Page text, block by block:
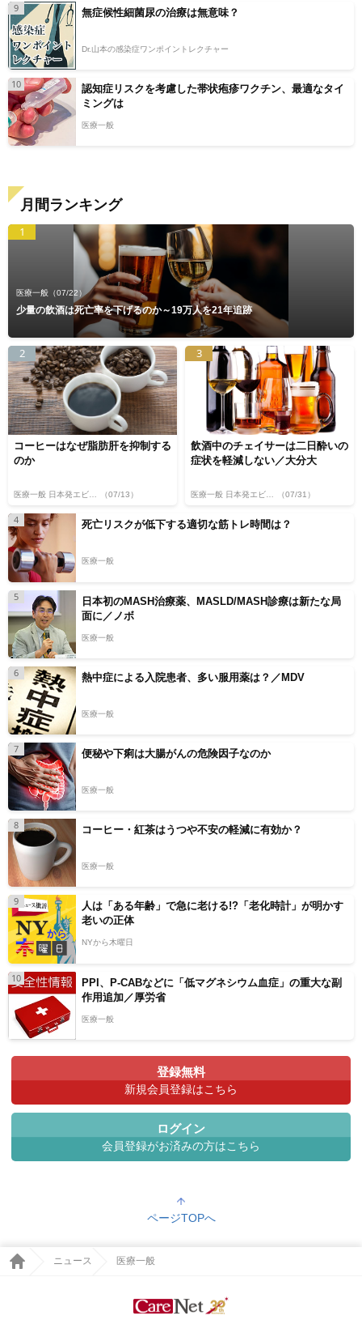
9 無症候性細菌尿の治療は無意味？
Dr.山本の感染症ワンポイントレクチャー
10
認知症リスクを考慮した帯状疱疹ワクチン、最適なタイ
ミングは
医療一般
月間ランキング
1
医療一般 （07/22）
少量の飲酒は死亡率を下げるのか～19万人を21年追跡
2
コーヒーはなぜ脂肪肝を抑制する
のか
医療一般 日本発エビデンス （07/13）
3
飲酒中のチェイサーは二日酔いの
症状を軽減しない／大分大
医療一般 日本発エビデンス （07/31）
4 死亡リスクが低下する適切な筋トレ時間は？
医療一般
5
日本初のMASH治療薬、MASLD/MASH診療は新たな局
面に／ノボ
医療一般
6 熱中症による入院患者、多い服用薬は？／MDV
医療一般
7 便秘や下痢は大腸がんの危険因子なのか
医療一般
8 コーヒー・紅茶はうつや不安の軽減に有効か？
医療一般
9
人は「ある年齢」で急に老ける!?「老化時計」が明かす
老いの正体
NYから木曜日
10
PPI、P-CABなどに「低マグネシウム血症」の重大な副
作用追加／厚労省
医療一般
登録無料
新規会員登録はこちら
ログイン
会員登録がお済みの方はこちら
ページTOPへ
ニュース 医療一般